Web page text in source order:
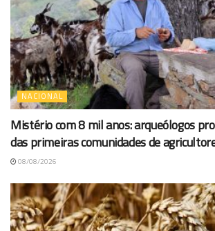
NACIONAL
Mistério com 8 mil anos: arqueólogos
das primeiras comunidades de
08/08/2026